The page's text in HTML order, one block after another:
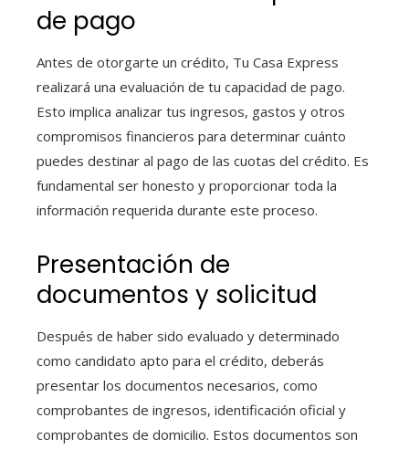
de pago
Antes de otorgarte un crédito, Tu Casa Express
realizará una evaluación de tu capacidad de pago.
Esto implica analizar tus ingresos, gastos y otros
compromisos financieros para determinar cuánto
puedes destinar al pago de las cuotas del crédito. Es
fundamental ser honesto y proporcionar toda la
información requerida durante este proceso.
Presentación de
documentos y solicitud
Después de haber sido evaluado y determinado
como candidato apto para el crédito, deberás
presentar los documentos necesarios, como
comprobantes de ingresos, identificación oficial y
comprobantes de domicilio. Estos documentos son